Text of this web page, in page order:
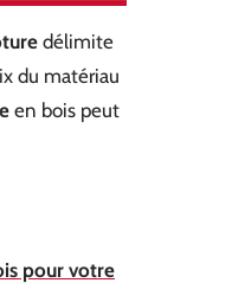
délimite
du matériau
en bois peut
pour votre